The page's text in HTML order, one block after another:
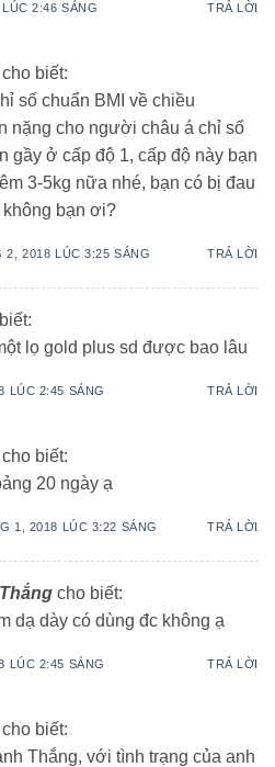
2:46 SÁNG TRẢ LỜI
cho biết:
số chuẩn BMI về chiều
nặng cho người châu á chỉ số
gầy ở cấp độ 1, cấp độ này bạn
3-5kg nữa nhé, bạn có bị đau
không bạn ơi?
2, 2018 LÚC 3:25 SÁNG TRẢ LỜI
lọ gold plus sd được bao lâu
LÚC 2:45 SÁNG TRẢ LỜI
cho biết:
20 ngày ạ
1, 2018 LÚC 3:22 SÁNG TRẢ LỜI
cho biết:
dạ dày có dùng đc không ạ
LÚC 2:45 SÁNG TRẢ LỜI
cho biết:
Thắng, với tình trạng của anh